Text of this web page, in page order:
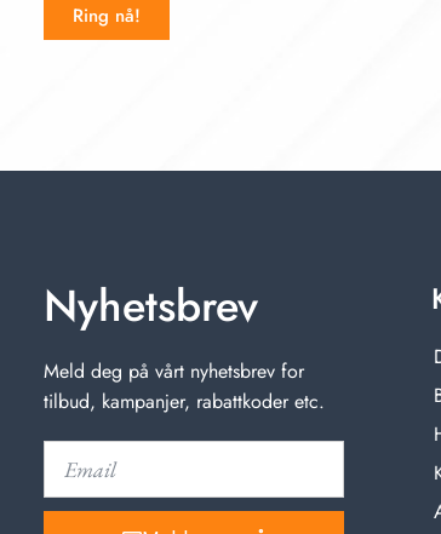
Ring nå!
Nyhetsbrev
Meld deg på vårt nyhetsbrev for
tilbud, kampanjer, rabattkoder etc.